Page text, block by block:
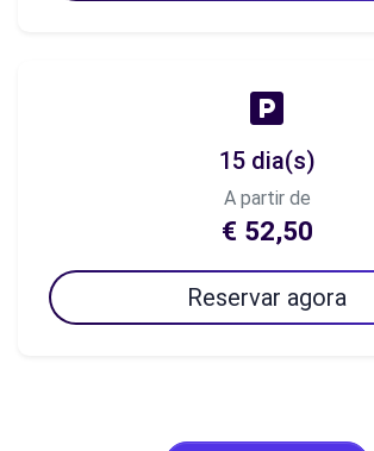
15 dia(s)
A partir de
€ 52,50
Reservar agora